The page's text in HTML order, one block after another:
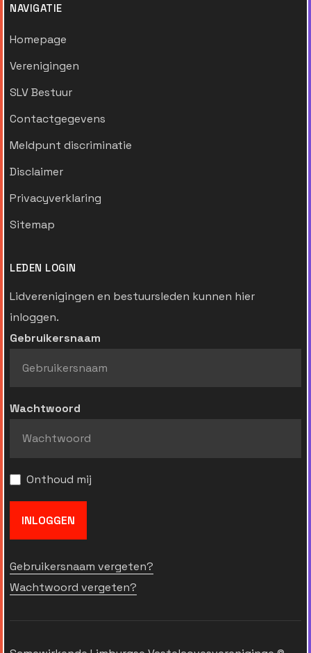
NAVIGATIE
Homepage
Verenigingen
SLV Bestuur
Contactgegevens
Meldpunt discriminatie
Disclaimer
Privacyverklaring
Sitemap
LEDEN LOGIN
Lidverenigingen en bestuursleden kunnen hier
inloggen.
Gebruikersnaam
Wachtwoord
Onthoud mij
INLOGGEN
Gebruikersnaam vergeten?
Wachtwoord vergeten?